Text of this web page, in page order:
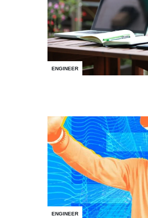
ENGINEER
ENGINEER